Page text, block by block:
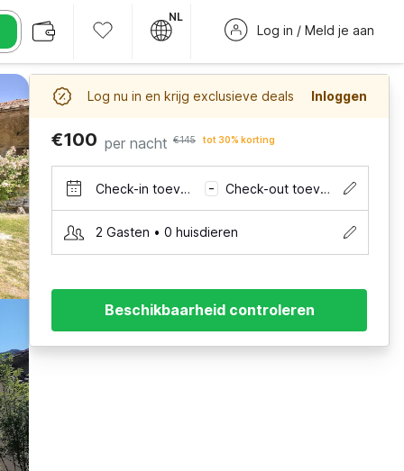
NL
Log in / Meld je aan
Log nu in en krijg exclusieve deals Inloggen
€100 per nacht €145 tot 30% korting
Check-in toevoegen – Check-out toevoegen
2 Gasten • 0 huisdieren
Beschikbaarheid controleren